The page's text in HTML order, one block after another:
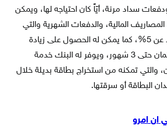
سداد مرنة، أيّاً كان احتياجه لها، ويمكن
المالية، والدفعات الشهرية والتي
من الممكن ألا تزيد عن 5%، كما يمكن له الحصول على زيادة
مؤقتة في حد الائتمان حتى 3 شهور، ويوفر له البنك خدمة
والتي تمكنه من استخراج بطاقة بديلة خلال
البطاقة أو سرقتها.
ان امرو